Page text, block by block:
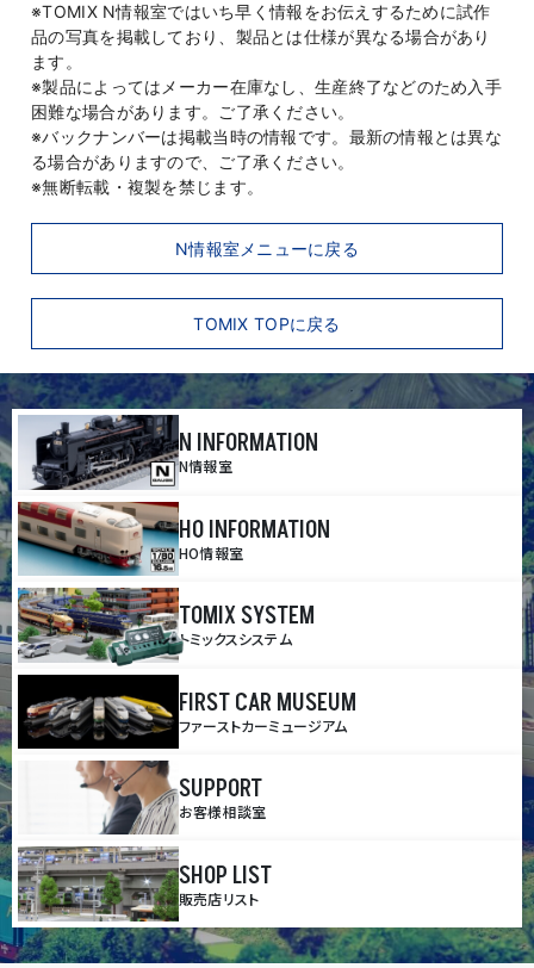
※TOMIX N情報室ではいち早く情報をお伝えするために試作
品の写真を掲載しており、製品とは仕様が異なる場合があり
ます。
※製品によってはメーカー在庫なし、生産終了などのため入手
困難な場合があります。ご了承ください。
※バックナンバーは掲載当時の情報です。最新の情報とは異な
る場合がありますので、ご了承ください。
※無断転載・複製を禁じます。
N情報室メニューに戻る
TOMIX TOPに戻る
N INFORMATION
N情報室
HO INFORMATION
HO情報室
TOMIX SYSTEM
トミックスシステム
FIRST CAR MUSEUM
ファーストカーミュージアム
SUPPORT
お客様相談室
SHOP LIST
販売店リスト